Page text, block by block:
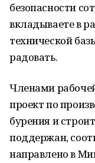
безопасности
вкладываете в
технической
радовать.
Членами
проект по
бурения и
поддержан,
направлено в